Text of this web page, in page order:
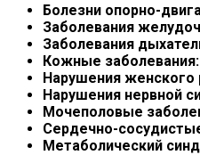
Болезни опорно-
Заболевания
Заболевания
Кожные заболевания:
Нарушения женского
Нарушения нервной
Мочеполовые
Сердечно-
Метаболический